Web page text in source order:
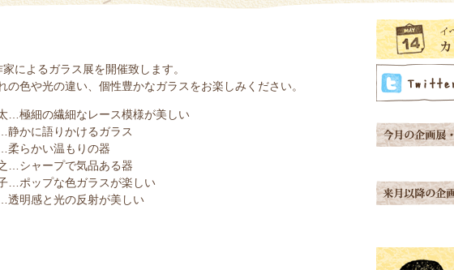
によるガラス展を開催致します。
の色や光の違い、個性豊かなガラスをお楽しみください。
…極細の繊細なレース模様が美しい
静かに語りかけるガラス
柔らかい温もりの器
…シャープで気品ある器
…ポップな色ガラスが楽しい
透明感と光の反射が美しい